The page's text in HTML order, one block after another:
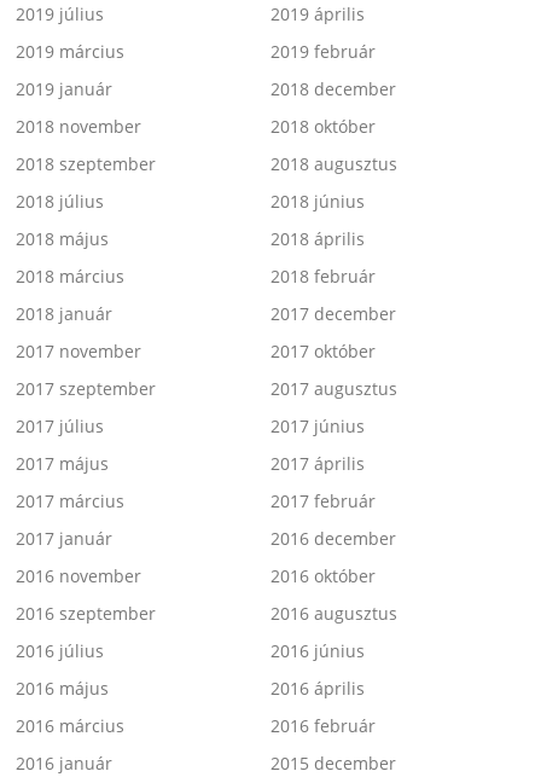
2019 július
2019 április
2019 március
2019 február
2019 január
2018 december
2018 november
2018 október
2018 szeptember
2018 augusztus
2018 július
2018 június
2018 május
2018 április
2018 március
2018 február
2018 január
2017 december
2017 november
2017 október
2017 szeptember
2017 augusztus
2017 július
2017 június
2017 május
2017 április
2017 március
2017 február
2017 január
2016 december
2016 november
2016 október
2016 szeptember
2016 augusztus
2016 július
2016 június
2016 május
2016 április
2016 március
2016 február
2016 január
2015 december